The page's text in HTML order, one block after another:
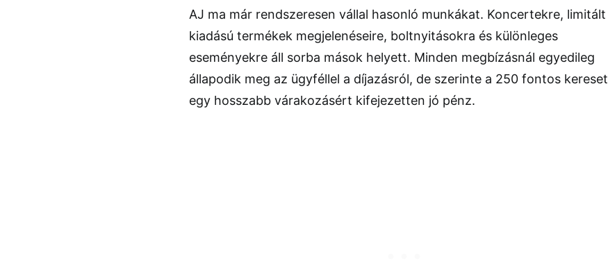
AJ ma már rendszeresen vállal hasonló munkákat. Koncertekre, limitált
kiadású termékek megjelenéseire, boltnyitásokra és különleges
eseményekre áll sorba mások helyett. Minden megbízásnál egyedileg
állapodik meg az ügyféllel a díjazásról, de szerinte a 250 fontos kereset
egy hosszabb várakozásért kifejezetten jó pénz.